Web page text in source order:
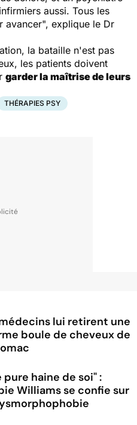
aussi. Tous les
avancer", explique le Dr
la bataille n'est pas
les patients doivent
garder la maîtrise de leurs
THÉRAPIES PSY
lui retirent une
boule de cheveux de
pure haine de soi" :
Williams se confie sur